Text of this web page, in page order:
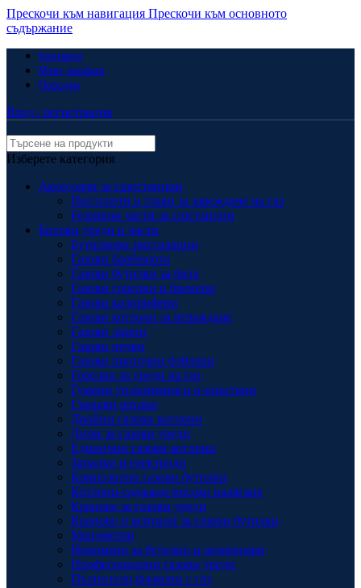
Прескочи към навигация Прескочи към основното
съдържание
Контакти
Моят профил
Поръчки
Вход / регистрация
Изберете категория
Аксесоари за газостанции
Пистолети и глави за зареждане на газ
Резервни части за газстанции
Битови уреди и части
Бутилкови инсталации
Газови барбекюта
Газови бутилки за бита
Газови горелки и бренери
Газови калорифери
Газови котлони за вграждане
Газови лампи
Газови печки
Газови проточни бойлери
Горелки за уреди на газ
Гумени уплътнения и о-пръстени
Гъвкави връзки
Двойни газови котлони
Дюзи за газови уреди
Единични газови котлони
Запалки и електроди
Композитни газови бутилки
Котлони-саджаци високо налягане
Кранове за газови уреди
Кранове и вентили за газови бутилки
Манометри
Нивомери за бутилки и резервоари
Професионални газови уреди
Пълнители,флакони с газ